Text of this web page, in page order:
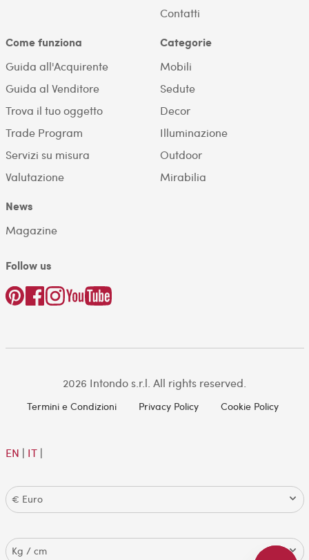
Contatti
Come funziona
Guida all'Acquirente
Guida al Venditore
Trova il tuo oggetto
Trade Program
Servizi su misura
Valutazione
Categorie
Mobili
Sedute
Decor
Illuminazione
Outdoor
Mirabilia
News
Magazine
Follow us
2026 Intondo s.r.l. All rights reserved.
Termini e Condizioni Privacy Policy Cookie Policy
EN | IT|